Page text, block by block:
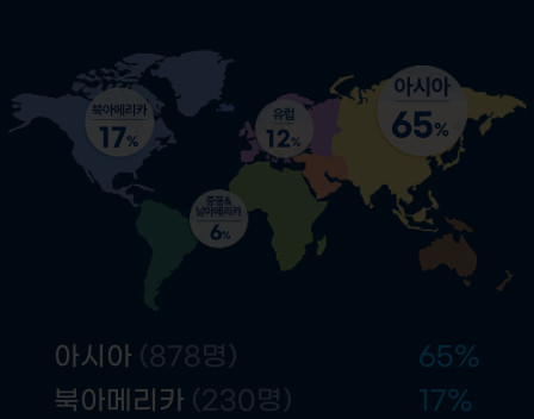
65%
12%
17%
6%
아시아 (878명)
북아메리카 (230명)
65%
17%